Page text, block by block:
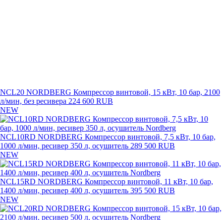
NCL20 NORDBERG Компрессор винтовой, 15 кВт, 10 бар, 2100
л/мин, без ресивера 224 600 RUB
NEW
NCL10RD NORDBERG Компрессор винтовой, 7,5 кВт, 10 бар,
1000 л/мин, ресивер 350 л, осушитель 289 500 RUB
NEW
NCL15RD NORDBERG Компрессор винтовой, 11 кВт, 10 бар,
1400 л/мин, ресивер 400 л, осушитель 395 500 RUB
NEW